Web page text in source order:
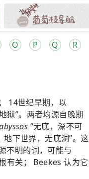
O P Q R
14世纪早期，以
狱”。两者均源自晚期
“无底，深不可
地下世界，无底洞”。这
不明的词，可能与
有关； Beekes 认为它